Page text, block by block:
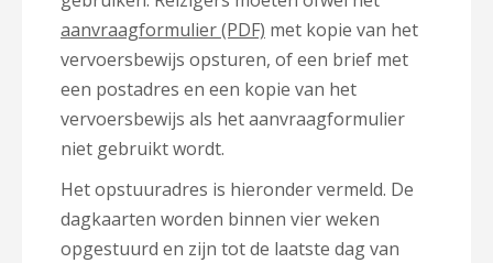
aanvraagformulier (PDF) met kopie van het
vervoersbewijs opsturen, of een brief met
een postadres en een kopie van het
vervoersbewijs als het aanvraagformulier
niet gebruikt wordt.
Het opstuuradres is hieronder vermeld. De
dagkaarten worden binnen vier weken
opgestuurd en zijn tot de laatste dag van